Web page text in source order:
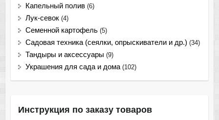
Капельный полив (6)
Лук-севок (4)
Семенной картофель (5)
Садовая техника (сеялки, опрыскиватели и др.) (34)
Тандыры и аксессуары (9)
Украшения для сада и дома (102)
Инструкция по заказу товаров